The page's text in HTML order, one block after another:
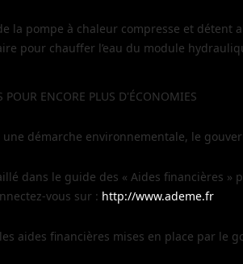
la pompe à chaleur compresse et détent
pour chauffer l’eau du module
POUR ENCORE PLUS D'ÉCONOMIES
démarche environnementale, le
dans le guide des « Aides financières »
vous sur : http://www.ademe.fr
aides financières mises en place par le